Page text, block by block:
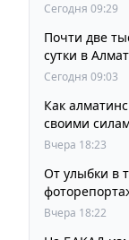
Сегодня 09:29
Почти две
сутки в
Сегодня 09:03
Как
своими
Вчера 18:23
От улыбки в
Вчера 18:22